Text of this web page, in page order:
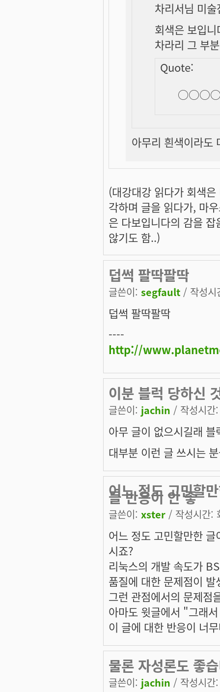
차리서님 미
회색은 보입니
차라리 그 부
Quote:
아무리 흰색이라도
(대강대강 읽다가 회색은
각하며 글을 읽다가, 마
은 다보입니다의 감을
않기도 함..)
덥썩 팔딱팔딱
글쓴이: segfault / 작성
덥썩 팔딱팔딱
----
http://
이분 블럭 당하신
글쓴이: jachin / 작성시
아무 글이 없으시길래
대부분 이런 글 쓰시는
어느 정도 고민할
들 반응이 안 좋
글쓴이: xster / 작성시간:
어느 정도 고민할만한
시죠?
리눅스의 개발 속도가
품질에 대한 문제점이
그런 관점에서의 문제점
아마도 윗글에서 "그래
이 글에 대한 반응이 너
물론 자성론도 좋
글쓴이: jachin / 작성시